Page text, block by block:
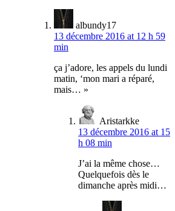
albundy17
13 décembre 2016 at 12 h 59
min
ça j’adore, les appels du lundi
matin, ‘mon mari a réparé,
mais… »
Aristarkke
13 décembre 2016 at 15
h 08 min
J’ai la même chose…
Quelquefois dès le
dimanche après midi…